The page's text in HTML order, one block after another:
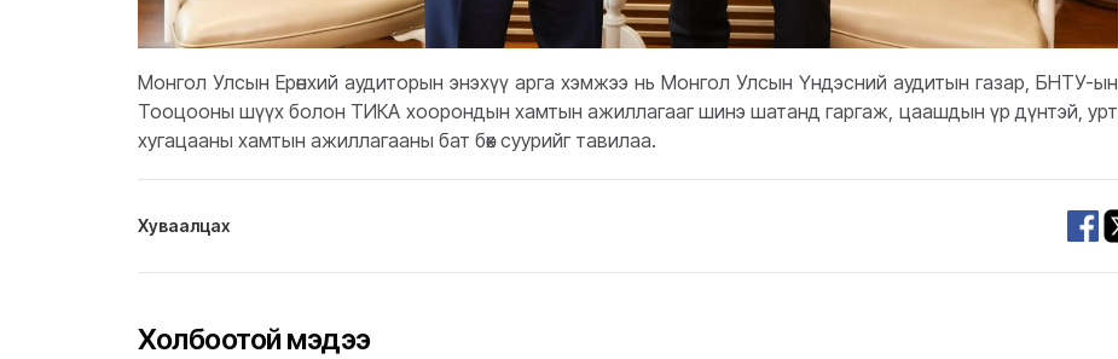
Монгол Улсын Ерөнхий аудиторын энэхүү арга хэмжээ нь Монгол Улсын Үндэсний аудитын газар, БНТУ-ын
Тооцооны шүүх болон ТИКА хоорондын хамтын ажиллагааг шинэ шатанд гаргаж, цаашдын үр дүнтэй, урт
хугацааны хамтын ажиллагааны бат бөх суурийг тавилаа.
Хуваалцах
Холбоотой мэдээ